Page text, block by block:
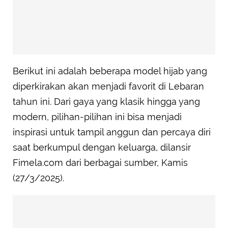
Berikut ini adalah beberapa model hijab yang
diperkirakan akan menjadi favorit di Lebaran
tahun ini. Dari gaya yang klasik hingga yang
modern, pilihan-pilihan ini bisa menjadi
inspirasi untuk tampil anggun dan percaya diri
saat berkumpul dengan keluarga, dilansir
Fimela.com dari berbagai sumber, Kamis
(27/3/2025).